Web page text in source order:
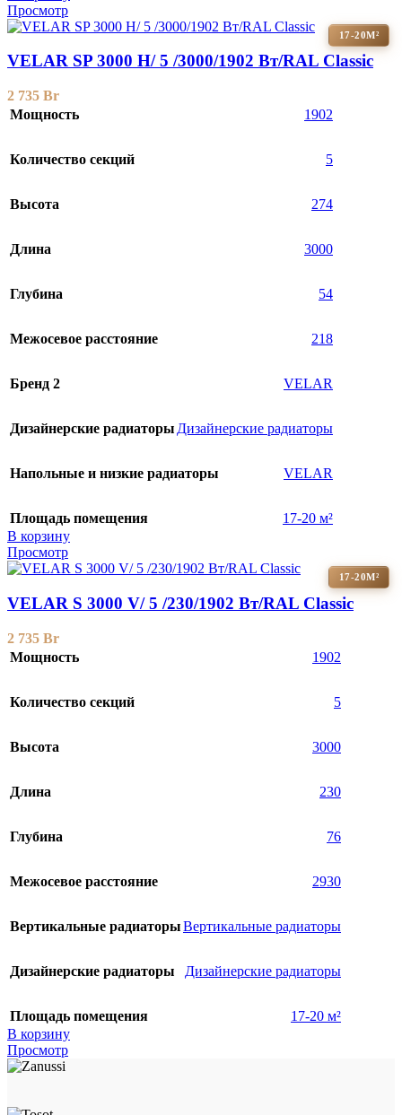
Просмотр
17-20М²
VELAR SP 3000 H/ 5 /3000/1902 Вт/RAL Classic
2 735 Br
Мощность
1902
Количество секций 5
Высота 274
Длина 3000
Глубина 54
Межосевое расстояние 218
Бренд 2 VELAR
Дизайнерские радиаторы Дизайнерские радиаторы
Напольные и низкие радиаторы VELAR
Площадь помещения
17-20 м²
В корзину
Просмотр
17-20М²
VELAR S 3000 V/ 5 /230/1902 Вт/RAL Classic
2 735 Br
Мощность
1902
Количество секций 5
Высота 3000
Длина 230
Глубина 76
Межосевое расстояние 2930
Вертикальные радиаторыВертикальные радиаторы
Дизайнерские радиаторы Дизайнерские радиаторы
Площадь помещения
17-20 м²
В корзину
Просмотр